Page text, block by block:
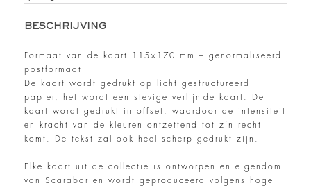
BESCHRIJVING
Formaat van de kaart 115×170 mm – genormaliseerd
postformaat
De kaart wordt gedrukt op licht gestructureerd
papier, het wordt een stevige verlijmde kaart. De
kaart wordt gedrukt in offset, waardoor de intensiteit
en kracht van de kleuren ontzettend tot z’n recht
komt. De tekst zal ook heel scherp gedrukt zijn.
Elke kaart uit de collectie is ontworpen en eigendom
van Scarabar en wordt geproduceerd volgens hoge